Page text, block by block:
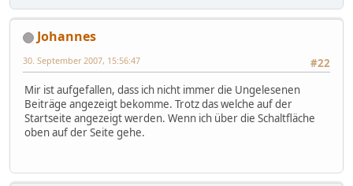
Johannes
#22
30. September 2007, 15:56:47
Mir ist aufgefallen, dass ich nicht immer die Ungelesenen
Beiträge angezeigt bekomme. Trotz das welche auf der
Startseite angezeigt werden. Wenn ich über die Schaltfläche
oben auf der Seite gehe.